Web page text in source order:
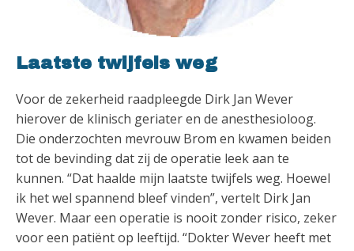
Laatste twijfels weg
Voor de zekerheid raadpleegde Dirk Jan Wever
hierover de klinisch geriater en de anesthesioloog.
Die onderzochten mevrouw Brom en kwamen beiden
tot de bevinding dat zij de operatie leek aan te
kunnen. “Dat haalde mijn laatste twijfels weg. Hoewel
ik het wel spannend bleef vinden”, vertelt Dirk Jan
Wever. Maar een operatie is nooit zonder risico, zeker
voor een patiënt op leeftijd. “Dokter Wever heeft met